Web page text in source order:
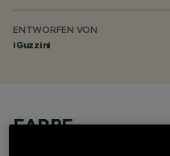
ENTWORFEN VON
iGuzzini
FARBE